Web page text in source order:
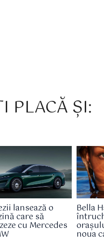
PLACĂ ȘI:
lansează o
care să
cu Mercedes
Bella
noua